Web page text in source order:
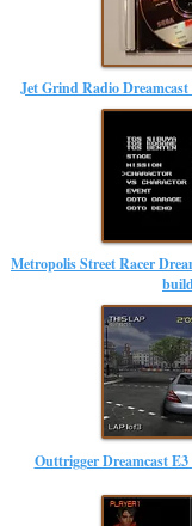
Jet Grind Radio
Metropolis Street Racer
Outtrigger Dreamcast